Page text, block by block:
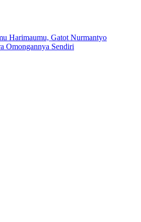
Harimaumu, Gatot Nurmantyo
Omongannya Sendiri